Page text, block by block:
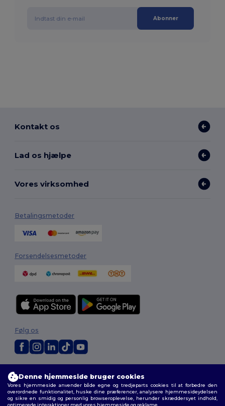
Abonner
Kontakt os
Lad os hjælpe
Vores virksomhed
Betalingsmetoder
Forsendelsesmetoder
Vilkår og Betingelser|Tilpasset politik |Fortrolighedspolitik
cookies|Sitemap
Følg os
Denne hjemmeside bruger cookies
Vores hjemmeside anvender både egne og tredjeparts cookies til at forbedre den
overordnede funktionalitet, huske dine præferencer, analysere hjemmesideydelsen
og sikre en smidig og personlig browseroplevelse, herunder skræddersyet indhold,
optimerede interaktioner med vores hjemmeside og reklame.